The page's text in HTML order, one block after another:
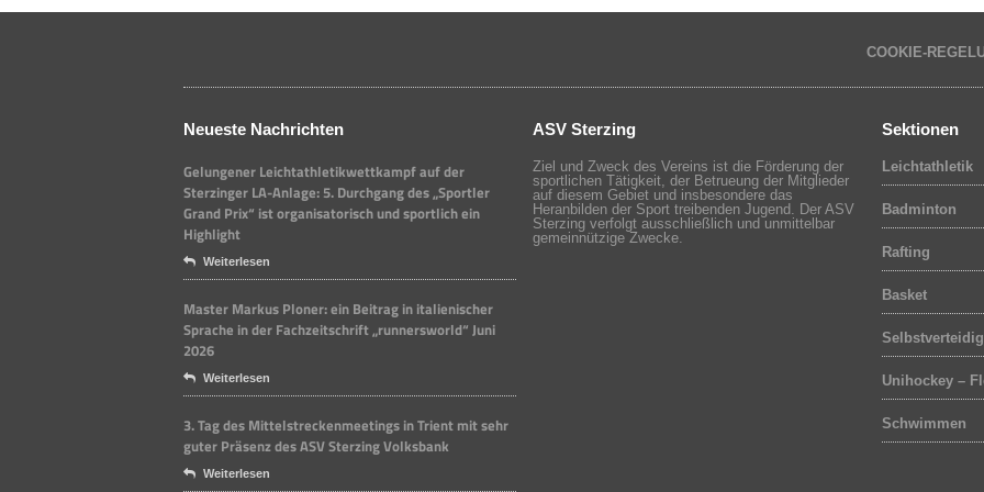
COOKIE-
Neueste Nachrichten
Gelungener Leichtathletikwettkampf auf der
Sterzinger LA-Anlage: 5. Durchgang des „Sportler
Grand Prix“ ist organisatorisch und sportlich ein
Highlight
Weiterlesen
Master Markus Ploner: ein Beitrag in italienischer
Sprache in der Fachzeitschrift „runnersworld“ Juni
2026
Weiterlesen
3. Tag des Mittelstreckenmeetings in Trient mit sehr
guter Präsenz des ASV Sterzing Volksbank
Weiterlesen
ASV Sterzing
Ziel und Zweck des Vereins ist die Förderung der
sportlichen Tätigkeit, der Betrueung der Mitglieder
auf diesem Gebiet und insbesondere das
Heranbilden der Sport treibenden Jugend. Der ASV
Sterzing verfolgt ausschließlich und unmittelbar
gemeinnützige Zwecke.
Sektionen
Leichtathletik
Badminton
Rafting
Basket
Unihockey –
Schwimmen